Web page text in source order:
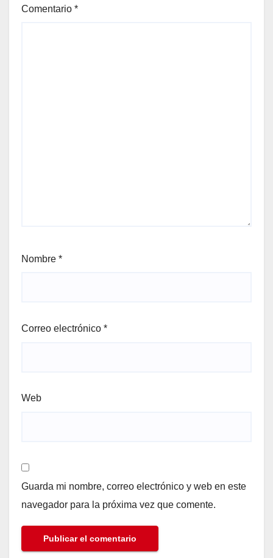
Comentario *
Nombre *
Correo electrónico *
Web
Guarda mi nombre, correo electrónico y web en este
navegador para la próxima vez que comente.